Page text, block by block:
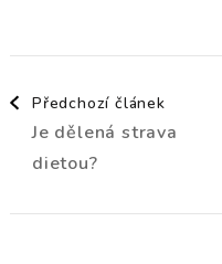
Navigace
příspěvku
Předchozí článek
Je dělená strava
dietou?